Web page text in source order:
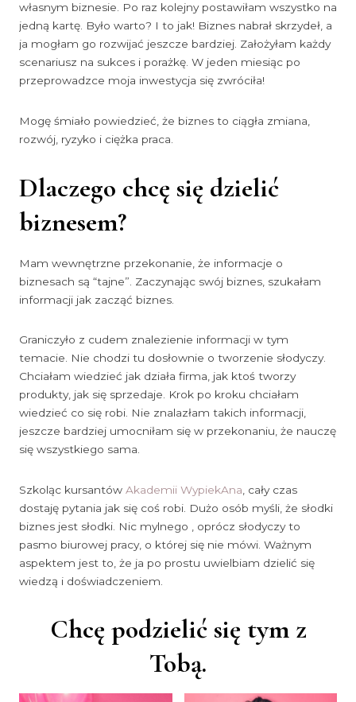
własnym biznesie. Po raz kolejny postawiłam wszystko na
jedną kartę. Było warto? I to jak! Biznes nabrał skrzydeł, a
ja mogłam go rozwijać jeszcze bardziej. Założyłam każdy
scenariusz na sukces i porażkę. W jeden miesiąc po
przeprowadzce moja inwestycja się zwróciła!
Mogę śmiało powiedzieć, że biznes to ciągła zmiana,
rozwój, ryzyko i ciężka praca.
Dlaczego chcę się dzielić
biznesem?
Mam wewnętrzne przekonanie, że informacje o
biznesach są “tajne”. Zaczynając swój biznes, szukałam
informacji jak zacząć biznes.
Graniczyło z cudem znalezienie informacji w tym
temacie. Nie chodzi tu dosłownie o tworzenie słodyczy.
Chciałam wiedzieć jak działa firma, jak ktoś tworzy
produkty, jak się sprzedaje. Krok po kroku chciałam
wiedzieć co się robi. Nie znalazłam takich informacji,
jeszcze bardziej umocniłam się w przekonaniu, że nauczę
się wszystkiego sama.
Szkoląc kursantów Akademii WypiekAna , cały czas
dostaję pytania jak się coś robi. Dużo osób myśli, że słodki
biznes jest słodki. Nic mylnego , oprócz słodyczy to
pasmo biurowej pracy, o której się nie mówi. Ważnym
aspektem jest to, że ja po prostu uwielbiam dzielić się
wiedzą i doświadczeniem.
Chcę podzielić się tym z
Tobą.